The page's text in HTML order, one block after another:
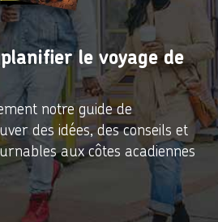
le voyage de
notre guide de
des idées, des conseils et
aux côtes acadiennes